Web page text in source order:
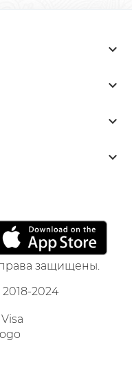




защищены.
2024